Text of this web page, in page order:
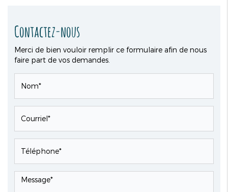
Contactez-nous
Merci de bien vouloir remplir ce formulaire afin de nous
faire part de vos demandes.